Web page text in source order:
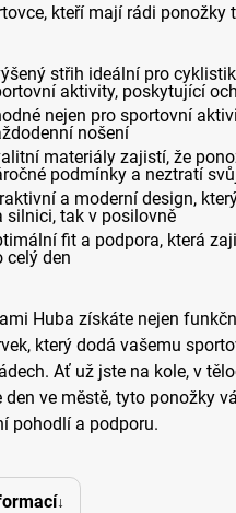
kteří mají rádi ponožky
střih ideální pro
aktivity, poskytující
nejen pro sportovní
nošení
materiály zajistí, že
podmínky a neztratí
a moderní design,
silnici, tak v posilovně
fit a podpora, která
celý den
Huba získáte nejen
který dodá vašemu
Ať už jste na kole, v
den ve městě, tyto ponožky
pohodlí a podporu.